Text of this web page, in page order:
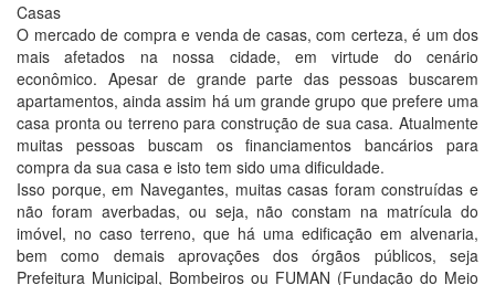
Casas
O mercado de compra e venda de casas, com certeza, é um dos
mais afetados na nossa cidade, em virtude do cenário
econômico. Apesar de grande parte das pessoas buscarem
apartamentos, ainda assim há um grande grupo que prefere uma
casa pronta ou terreno para construção de sua casa. Atualmente
muitas pessoas buscam os financiamentos bancários para
compra da sua casa e isto tem sido uma dificuldade.
Isso porque, em Navegantes, muitas casas foram construídas e
não foram averbadas, ou seja, não constam na matrícula do
imóvel, no caso terreno, que há uma edificação em alvenaria,
bem como demais aprovações dos órgãos públicos, seja
Prefeitura Municipal, Bombeiros ou FUMAN (Fundação do Meio